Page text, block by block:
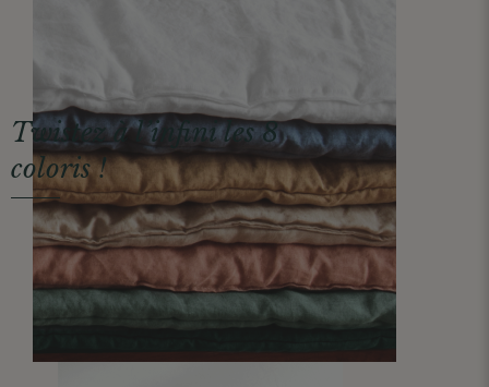
Twistez à l’infini les 8
coloris !